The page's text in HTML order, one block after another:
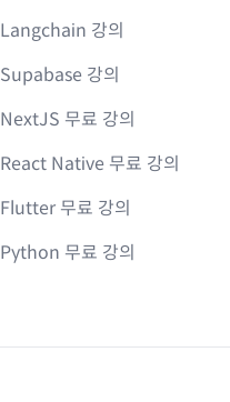
Langchain 강의
Supabase 강의
NextJS 무료 강의
React Native 무료 강의
Flutter 무료 강의
Python 무료 강의